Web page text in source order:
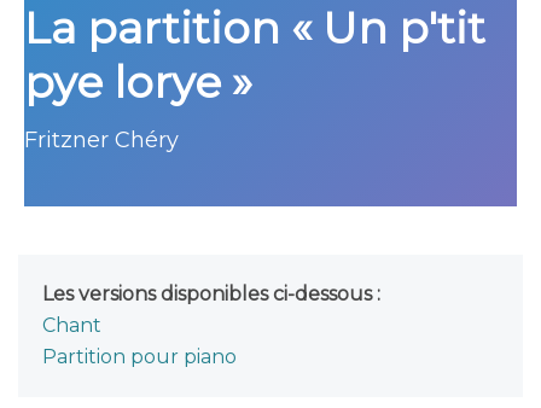
La partition « Un p'tit
pye lorye »
Fritzner Chéry
Les versions disponibles ci-dessous :
Chant
Partition pour piano